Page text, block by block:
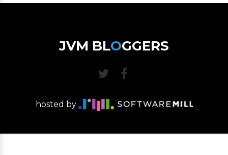
JVM BLOGGERS
hosted by